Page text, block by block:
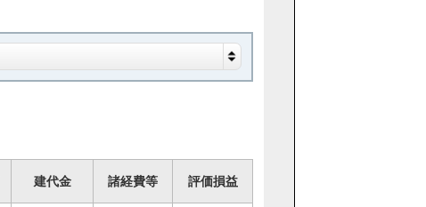
建代金 諸経費等 評価損益